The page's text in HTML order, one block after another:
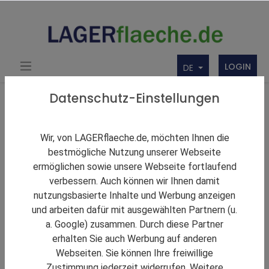
DE LOGIN
Themen Rund um Lager und LAGERflaeche.de
Märkten stabil
Datenschutz-Einstellungen
Wir, von LAGERflaeche.de, möchten Ihnen die
bestmögliche Nutzung unserer Webseite
ermöglichen sowie unsere Webseite fortlaufend
verbessern. Auch können wir Ihnen damit
nutzungsbasierte Inhalte und Werbung anzeigen
und arbeiten dafür mit ausgewählten Partnern (u.
a. Google) zusammen. Durch diese Partner
erhalten Sie auch Werbung auf anderen
Webseiten. Sie können Ihre freiwillige